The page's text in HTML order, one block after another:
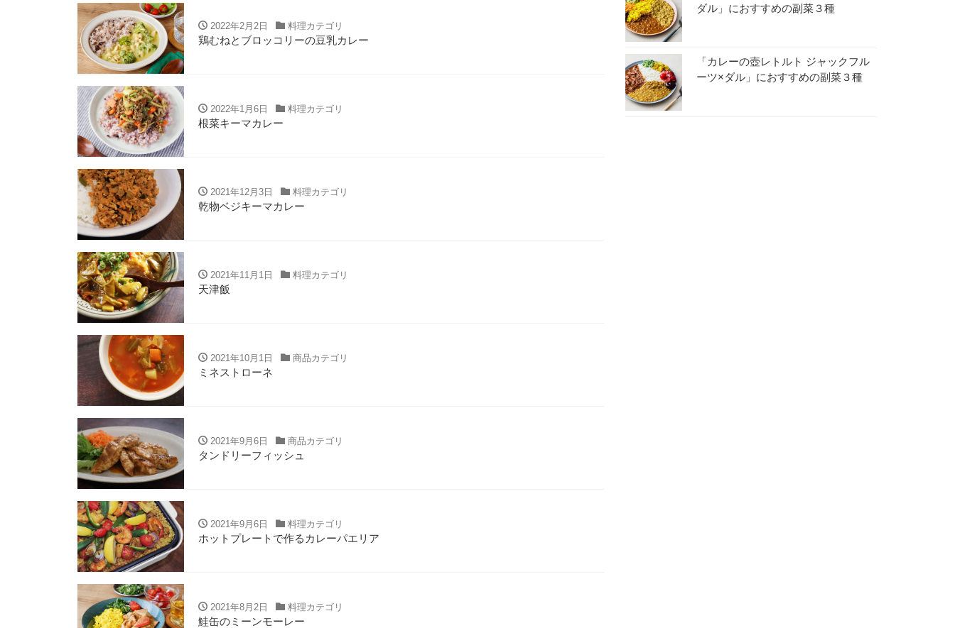
2022年2月2日 料理カテゴリ
鶏むねとブロッコリーの豆乳カレー
2022年1月6日 料理カテゴリ
根菜キーマカレー
2021年12月3日 料理カテゴリ
乾物ベジキーマカレー
2021年11月1日 料理カテゴリ
天津飯
2021年10月1日 商品カテゴリ
ミネストローネ
2021年9月6日 商品カテゴリ
タンドリーフィッシュ
2021年9月6日 料理カテゴリ
ホットプレートで作るカレーパエリア
2021年8月2日 料理カテゴリ
鮭缶のミーンモーレー
ダル」におすすめの副菜３種
「カレーの壺レトルト ジャックフル
ーツ×ダル」におすすめの副菜３種